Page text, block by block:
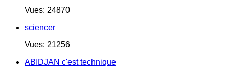
Vues: 24870
sciencer
Vues: 21256
ABIDJAN c'est technique